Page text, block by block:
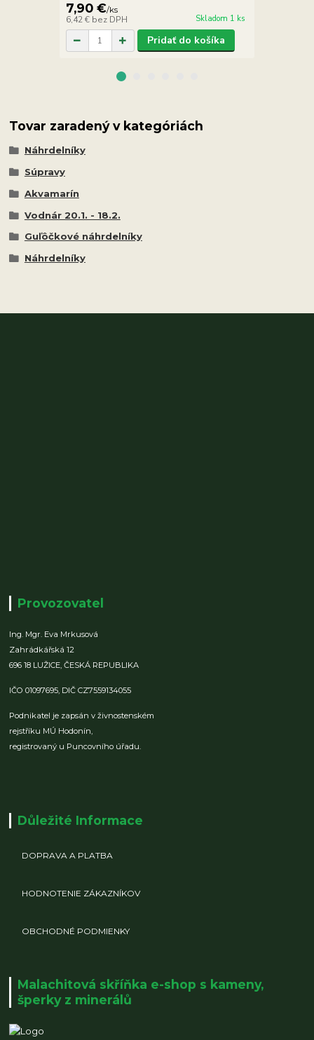
7,90 €/ks
6,42 € bez DPH Skladom 1 ks
Pridať do košíka
Tovar zaradený v kategóriách
Náhrdelníky
Súpravy
Akvamarín
Vodnár 20.1. - 18.2.
Guľôčkové náhrdelníky
Náhrdelníky
Provozovatel
Ing. Mgr. Eva Mrkusová
Zahrádkářská 12
696 18 LUŽICE,ČESKÁ REPUBLIKA
IČO 01097695, DIČ CZ7559134055
Podnikatel je zapsán v živnostenském
rejstříku MÚ Hodonín,
registrovaný u Puncovního úřadu.
Důležité Informace
DOPRAVA A PLATBA
HODNOTENIE ZÁKAZNÍKOV
OBCHODNÉ PODMIENKY
Malachitová skříňka e-shop s kameny,
šperky z minerálů